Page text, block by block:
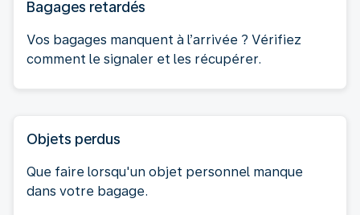
Bagages retardés
Vos bagages manquent à l’arrivée ? Vérifiez
comment le signaler et les récupérer.
Objets perdus
Que faire lorsqu'un objet personnel manque
dans votre bagage.